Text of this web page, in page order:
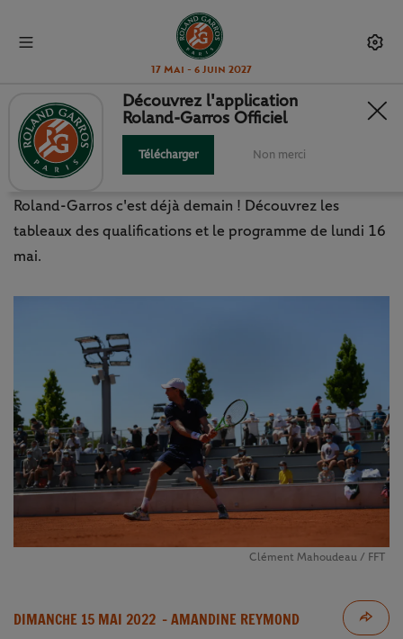
17 Mai - 6 Juin 2027
C’EST PARTI POUR LES
QUALIFICATIONS !
Roland-Garros c'est déjà demain ! Découvrez les
tableaux des qualifications et le programme de lundi 16
mai.
Clément Mahoudeau / FFT
DIMANCHE 15 MAI 2022 - AMANDINE REYMOND
Découvrez l'application
Roland-Garros Officiel
Télécharger Non merci